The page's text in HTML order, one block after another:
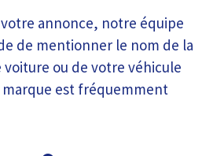
annonce, notre équipe
de mentionner le nom de la
ou de votre véhicule
marque est fréquemment